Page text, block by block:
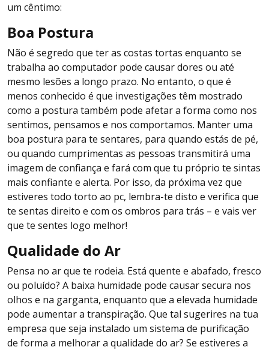
um cêntimo:
Boa Postura
Não é segredo que ter as costas tortas enquanto se
trabalha ao computador pode causar dores ou até
mesmo lesões a longo prazo. No entanto, o que é
menos conhecido é que investigações têm mostrado
como a postura também pode afetar a forma como nos
sentimos, pensamos e nos comportamos. Manter uma
boa postura para te sentares, para quando estás de pé,
ou quando cumprimentas as pessoas transmitirá uma
imagem de confiança e fará com que tu próprio te sintas
mais confiante e alerta. Por isso, da próxima vez que
estiveres todo torto ao pc, lembra-te disto e verifica que
te sentas direito e com os ombros para trás – e vais ver
que te sentes logo melhor!
Qualidade do Ar
Pensa no ar que te rodeia. Está quente e abafado, fresco
ou poluído? A baixa humidade pode causar secura nos
olhos e na garganta, enquanto que a elevada humidade
pode aumentar a transpiração. Que tal sugerires na tua
empresa que seja instalado um sistema de purificação
de forma a melhorar a qualidade do ar? Se estiveres a